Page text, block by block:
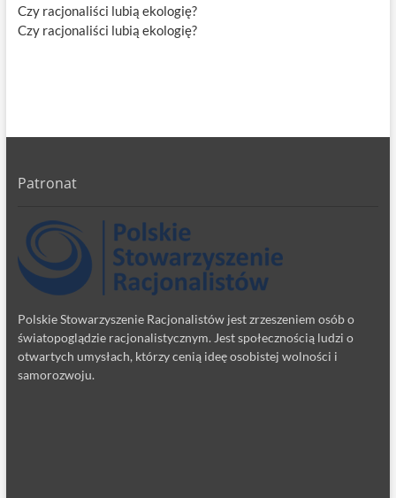
Czy racjonaliści lubią ekologię?
Czy racjonaliści lubią ekologię?
Patronat
Polskie Stowarzyszenie Racjonalistów jest zrzeszeniem osób o
światopoglądzie racjonalistycznym. Jest społecznością ludzi o
otwartych umysłach, którzy cenią ideę osobistej wolności i
samorozwoju.